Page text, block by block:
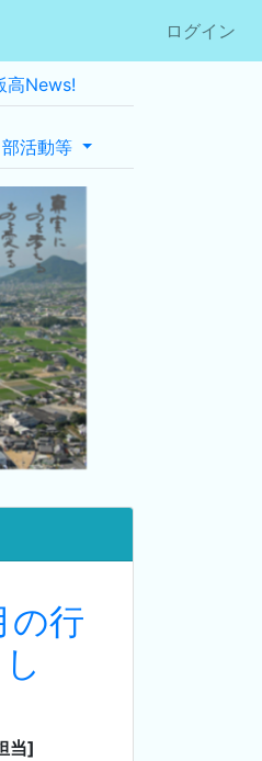
ログイン
高News!
活動等
の行
当]